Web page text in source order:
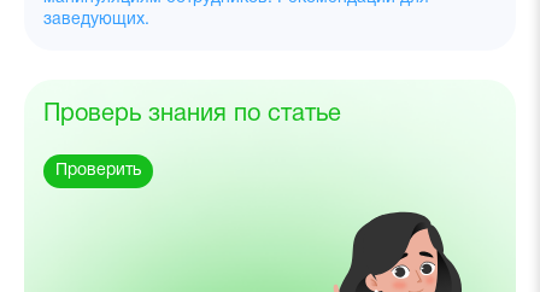
заведующих.
Проверь знания по статье
Проверить